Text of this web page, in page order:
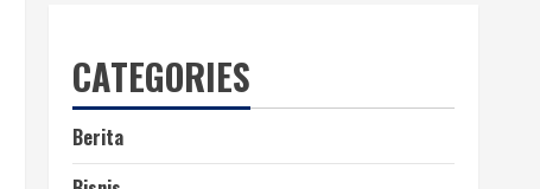
CATEGORIES
Berita